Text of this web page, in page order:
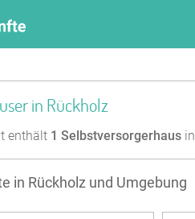
in Rückholz
enthält 1 Selbstversorgerhaus
in Rückholz und Umgebung